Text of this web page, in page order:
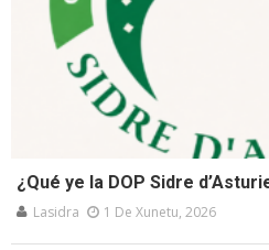
¿Qué ye la DOP Sidre
Lasidra 1 De Xunetu, 2026